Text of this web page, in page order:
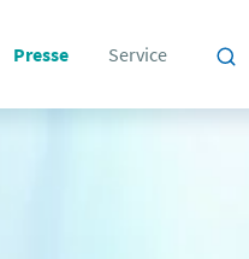
Presse Service